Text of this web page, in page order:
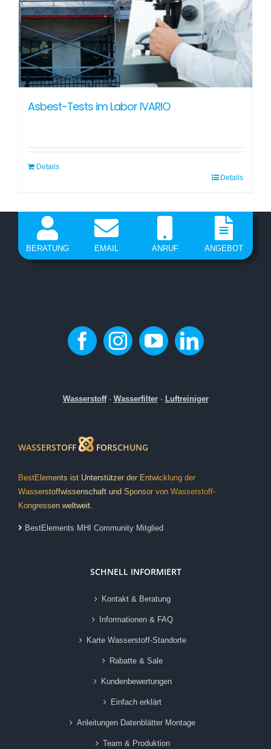
Asbest-Tests im Labor IVARIO
Details
Details
BERATUNG EMAIL ANRUF ANGEBOT
Wasserstoff· Wasserfilter· Luftreiniger
WASSERSTOFF FORSCHUNG
BestElements ist Unterstützer der Entwicklung der
Wasserstoffwissenschaft und Sponsor von Wasserstoff-
Kongressen weltweit.
BestElements MHI Community Mitglied
SCHNELL INFORMIERT
Kontakt & Beratung
Informationen & FAQ
Karte Wasserstoff-Standorte
Rabatte & Sale
Kundenbewertungen
Einfach erklärt
Anleitungen Datenblätter Montage
Team & Produktion